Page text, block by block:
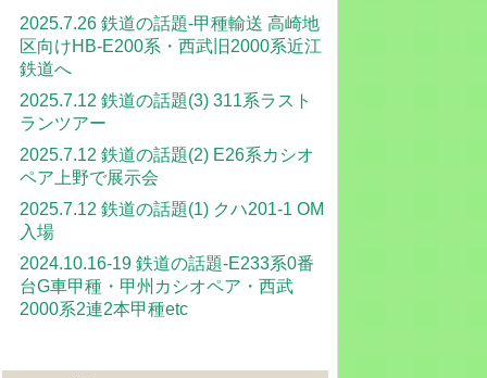
2025.7.26 鉄道の話題-甲種輸送 高崎地
区向けHB-E200系・西武旧2000系近江
鉄道へ
2025.7.12 鉄道の話題(3) 311系ラスト
ランツアー
2025.7.12 鉄道の話題(2) E26系カシオ
ペア上野で展示会
2025.7.12 鉄道の話題(1) クハ201-1 OM
入場
2024.10.16-19 鉄道の話題-E233系0番
台G車甲種・甲州カシオペア・西武
2000系2連2本甲種etc